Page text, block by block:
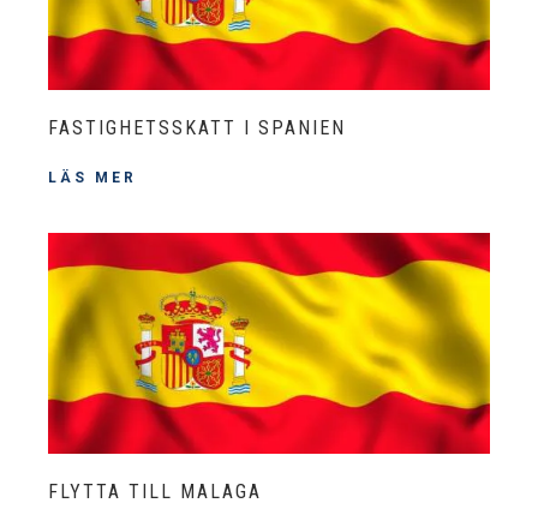
FASTIGHETSSKATT I SPANIEN
LÄS MER
FLYTTA TILL MALAGA